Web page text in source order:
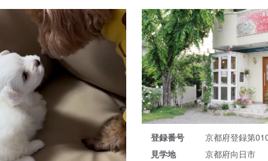
登録番号
京都府登録第
見学地
京都府向日市